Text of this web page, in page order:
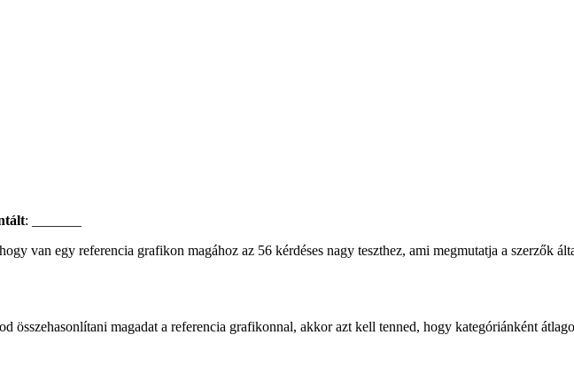
: _______
van egy referencia grafikon magához az 56 kérdéses nagy teszthez, ami megmutatja a szerzők
összehasonlítani magadat a referencia grafikonnal, akkor azt kell tenned, hogy kategóriánként